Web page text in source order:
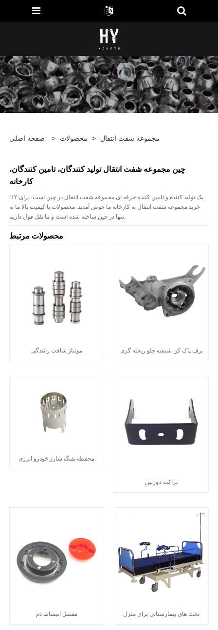
صفحه اصلی > محصولات > مجموعه شفت انتقال
چین مجموعه شفت انتقال تولید کنندگان، تامین کنندگان،
کارخانه
HY یک تولید کننده و تامین کننده حرفه ای مجموعه شفت انتقال در چین است. برای
خرید مجموعه شفت انتقال به کارخانه ما خوش آمدید. محصولات با کیفیت بالا ما نه
تنها در چین ساخته شده است و ما نقل قول داریم.
محصولات مرتبط
مونتاژ شافت رانندگی برف پاک کن شیشه جلو ریخته گری
محفظه تفنگ شارژ خودرو انرژی
براکت دوربین
مفصل انبساط دم تخت های بیمارستانی برای منزل